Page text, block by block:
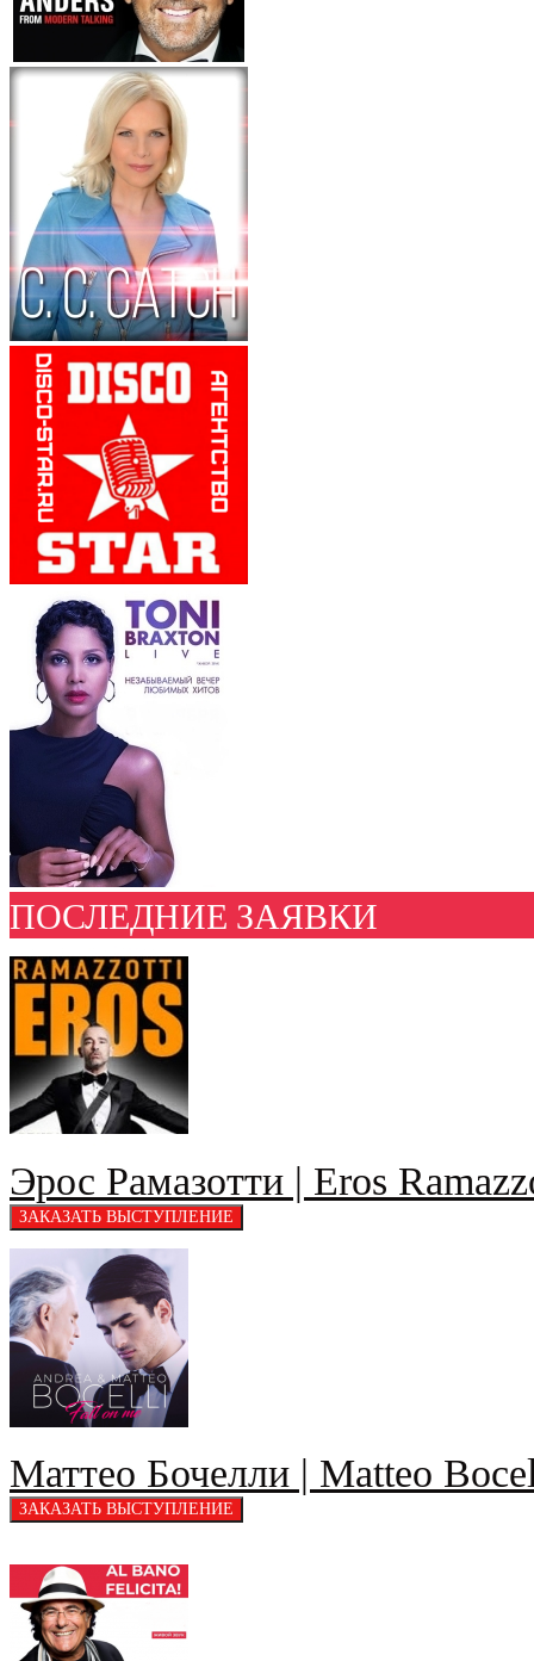
ПОСЛЕДНИЕ ЗАЯВКИ
Эрос Рамазотти | Eros
Маттео Бочелли | Matteo